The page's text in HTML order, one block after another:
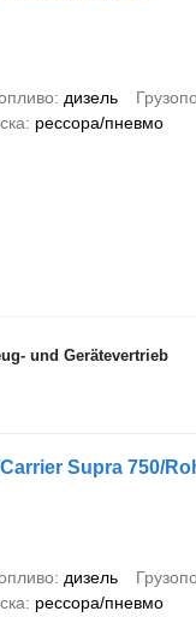
дизель
рессора/пневмо
und Gerätevertrieb
Supra 750/
дизель
рессора/пневмо